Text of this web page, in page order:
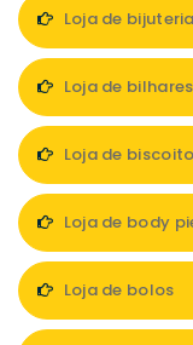
Loja de bijuteria
Loja de bilhares
Loja de
Loja de body
Loja de bolos